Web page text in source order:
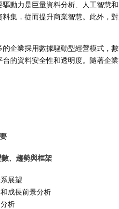
驅動力是巨量資料分析、人工智慧
料集，從而提升商業智慧。此外，
的企業採用數據驅動型經營模式，
台的資料安全性和透明度。隨著企
、趨勢與框架
展望
成長前景分析
析